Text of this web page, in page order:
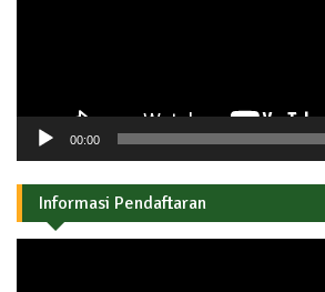
00:00
Informasi Pendaftaran